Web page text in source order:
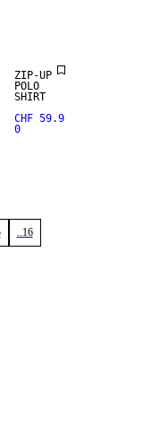
ZIP-UP
POLO
SHIRT
CHF 59.9
0
..16